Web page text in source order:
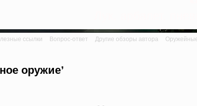
ссылки Вопрос-ответ Другие обзоры автора
оружие’